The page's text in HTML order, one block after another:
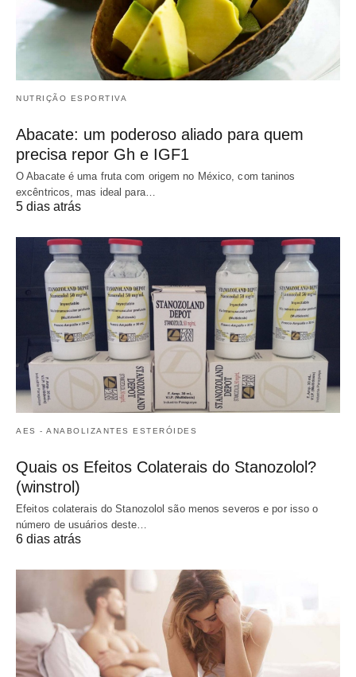
NUTRIÇÃO ESPORTIVA
Abacate: um poderoso aliado para quem
precisa repor Gh e IGF1
O Abacate é uma fruta com origem no México, com taninos
excêntricos, mas ideal para…
5 dias atrás
AES - ANABOLIZANTES ESTERÓIDES
Quais os Efeitos Colaterais do Stanozolol?
(winstrol)
Efeitos colaterais do Stanozolol são menos severos e por isso o
número de usuários deste…
6 dias atrás